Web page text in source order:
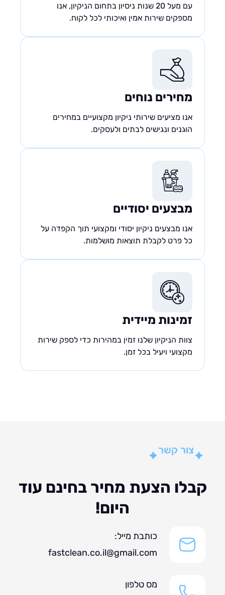
עם מעל 20 שנות ניסיון בתחום הניקיון, אנו
מספקים שירות אמין ואיכותי לכל לקוח.
מחירים נוחים
אנו מציעים שירותי ניקיון מקצועיים במחירים
הוגנים ונגישים לבתים ולעסקים.
מבצעים יסודיים
אנו מבצעים ניקיון יסודי ומקצועי תוך הקפדה על
כל פרט לקבלת תוצאות מושלמות.
זמינות מיידית
צוות הניקיון שלנו זמין במהירות כדי לספק שירות
מקצועי ויעיל בכל זמן.
צור קשר
הצעת מחיר בחינם עוד
היום!
כותבת מייל:
fastclean.co.il@gmail.com
מס טלפון